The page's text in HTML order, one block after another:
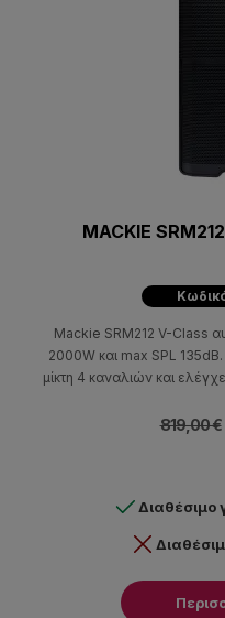
MACKIE
Mackie SRM212 V-Class
2000W και max SPL
μίκτη 4 καναλιών και
819,00 €
Διαθέσιμο